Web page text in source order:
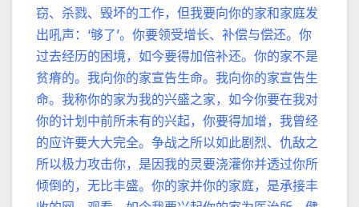
窃、杀戮、毁坏的工作，但我要向你的家和家庭发
出吼声：‘够了’。你要领受增长、补偿与偿还。你
过去经历的困境，如今要得加倍补还。你的家不是
贫瘠的。我向你的家宣告生命。我向你的家宣告生
命。我称你的家为我的兴盛之家，如今你要在我对
你的计划中前所未有的兴起，你要得加增，我曾经
的应许要大大完全。争战之所以如此剧烈、仇敌之
所以极力攻击你，是因我的灵要浇灌你并透过你所
倾倒的，无比丰盛。你的家并你的家庭，是承接丰